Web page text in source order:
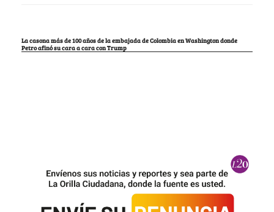
La casona más de 100 años de la embajada de Colombia en Washington donde
Petro afinó su cara a cara con Trump